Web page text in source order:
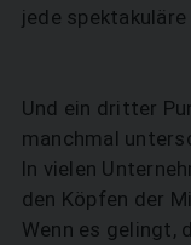
jede spektakuläre
Und ein dritter
manchmal
In vielen
den Köpfen der
Wenn es gelingt,